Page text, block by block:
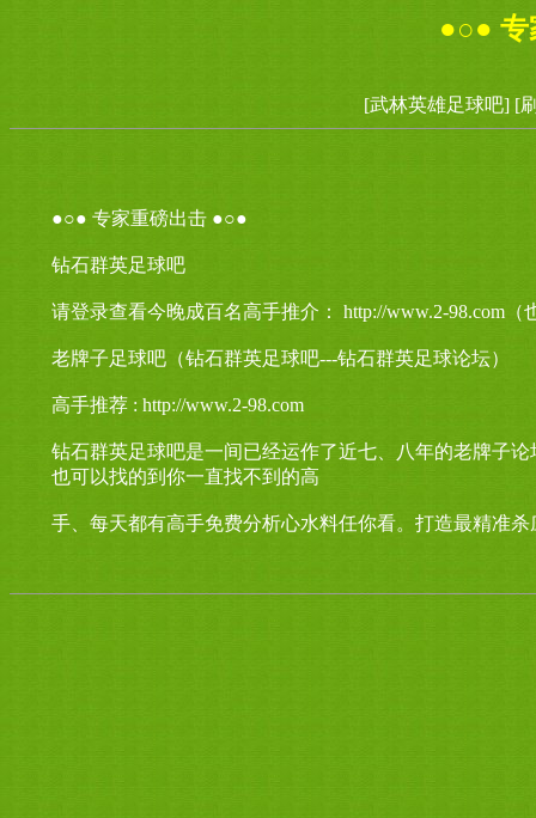
●○● 专
[武林英雄足球吧] [
●○● 专家重磅出击 ●○●
钻石群英足球吧
请登录查看今晚成百名高手推介： http://www.2-98.com
老牌子足球吧（钻石群英足球吧---钻石群英足球论坛）
高手推荐 : http://www.2-98.com
钻石群英足球吧是一间已经运作了近七、八年的老牌子
也可以找的到你一直找不到的高
手、每天都有高手免费分析心水料任你看。打造最精准